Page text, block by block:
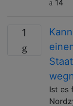
14
1
Ist es